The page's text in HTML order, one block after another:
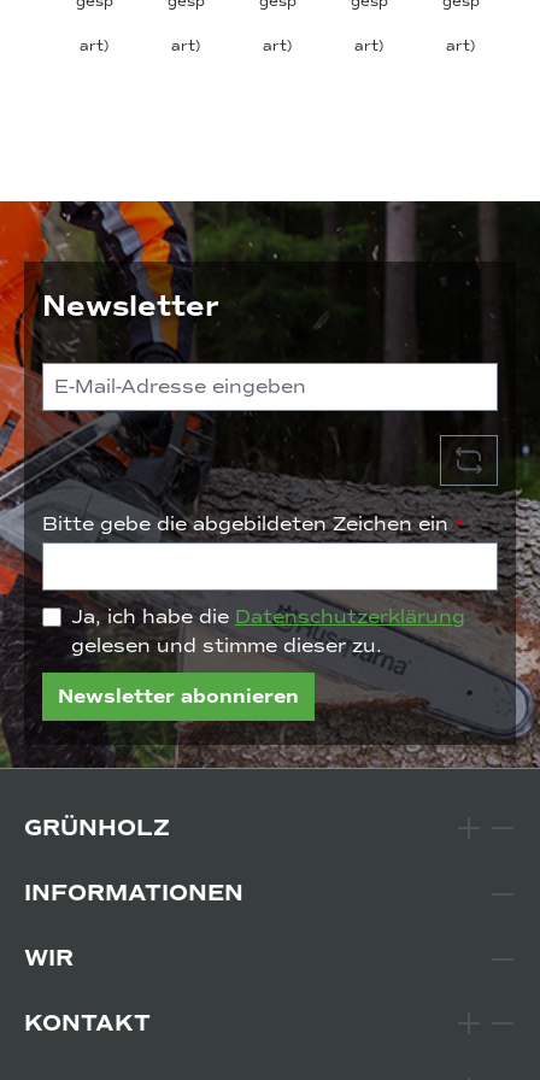
art) art) art) art) art)
Newsletter
Bitte gebe die abgebildeten Zeichen ein*
Ja, ich habe die Datenschutzerklärung
gelesen und stimme dieser zu.
Newsletter abonnieren
GRÜNHOLZ
INFORMATIONEN
WIR
KONTAKT